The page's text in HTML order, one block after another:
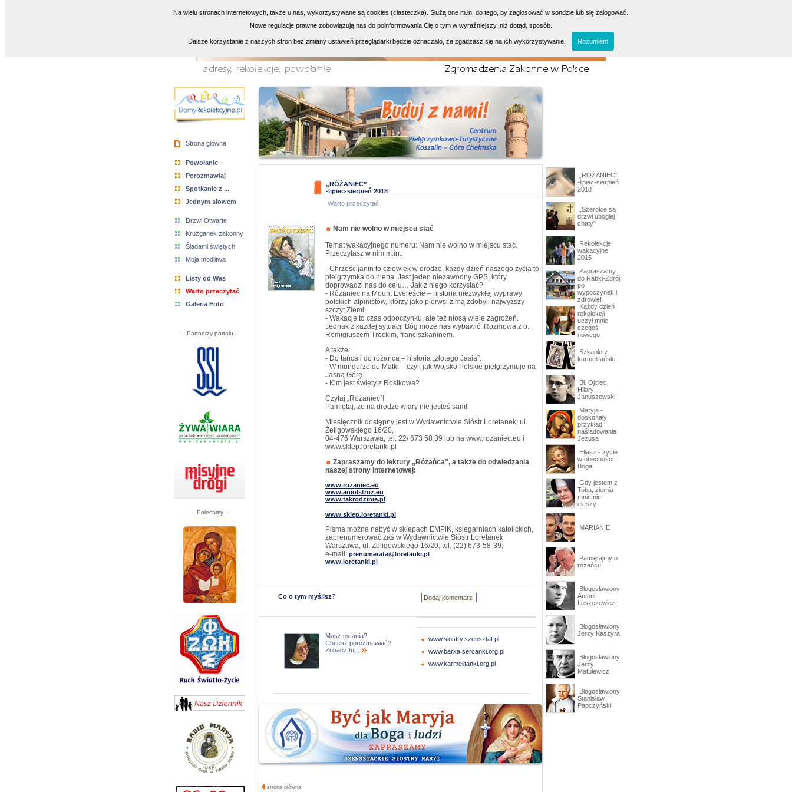
Strona główna
Powołanie
Porozmawiaj
Spotkanie z ...
Jednym słowem
Drzwi Otwarte
Krużganek zakonny
Śladami świętych
Moja modlitwa
Listy od Was
Warto przeczytać
Galeria Foto
-- Partnerzy portalu --
-- Polecamy --
„RÓŻANIEC”
-lipiec-sierpień 2018
Warto przeczytać
Nam nie wolno w miejscu stać
Temat wakacyjnego numeru: Nam nie wolno w miejscu stać.
Przeczytasz w nim m.in.:
- Chrześcijanin to człowiek w drodze, każdy dzień naszego życia to
pielgrzymka do nieba. Jest jeden niezawodny GPS, który
doprowadzi nas do celu… Jak z niego korzystać?
- Różaniec na Mount Evereście – historia niezwykłej wyprawy
polskich alpinistów, którzy jako pierwsi zimą zdobyli najwyższy
szczyt Ziemi.
- Wakacje to czas odpoczynku, ale też niosą wiele zagrożeń.
Jednak z każdej sytuacji Bóg może nas wybawić. Rozmowa z o.
Remigiuszem Trockim, franciszkaninem.
A także:
- Do tańca i do różańca – historia „złotego Jasia”.
- W mundurze do Matki – czyli jak Wojsko Polskie pielgrzymuje na
Jasną Górę.
- Kim jest święty z Rostkowa?
Czytaj „Różaniec”!
Pamiętaj, że na drodze wiary nie jesteś sam!
Miesięcznik dostępny jest w Wydawnictwie Sióstr Loretanek, ul.
Żeligowskiego 16/20,
04-476 Warszawa, tel. 22/ 673 58 39 lub na www.rozaniec.eu i
www.sklep.loretanki.pl
Zapraszamy do lektury „Różańca”, a także do odwiedzania
naszej strony internetowej:
www.rozaniec.eu
www.aniolstroz.eu
www.takrodzinie.pl
www.sklep.loretanki.pl
Pisma można nabyć w sklepach EMPiK, księgarniach katolickich,
zaprenumerować zaś w Wydawnictwie Sióstr Loretanek:
Warszawa, ul. Żeligowskiego 16/20; tel. (22) 673-58-39;
e-mail: prenumerata@loretanki.pl
www.loretanki.pl
Co o tym myślisz?
Masz pytania?
Chcesz porozmawiać?
Zobacz tu...
www.siostry.szensztat.pl
www.barka.sercanki.org.pl
www.karmelitanki.org.pl
strona główna
„RÓŻANIEC”
-lipiec-sierpień
2018
„Szerokie są
drzwi ubogiej
chaty”
Rekolekcje
wakacyjne
2015
Zapraszamy
do Rabki-Zdrój
po
wypoczynek i
zdrowie!
Każdy dzień
rekolekcji
uczył mnie
czegoś
nowego
Szkaplerz
karmelitański
Bł. Ojciec
Hilary
Januszewski
Maryja -
doskonały
przykład
naśladowania
Jezusa
Eliasz - życie
w obecności
Boga
Gdy jestem z
Toba, ziemia
mnie nie
cieszy
MARIANIE
Pamiętajmy o
różańcu!
Błogosławiony
Antoni
Leszczewicz
Błogosławiony
Jerzy Kaszyra
Błogosławiony
Jerzy
Matulewicz
Błogosławiony
Stanisław
Papczyński
Na wielu stronach internetowych, także u nas, wykorzystywane są cookies (ciasteczka). Służą one m.in. do tego, by zagłosować w sondzie lub się zalogować.
Nowe regulacje prawne zobowiązują nas do poinformowania Cię o tym w wyraźniejszy, niż dotąd, sposób.
Dalsze korzystanie z naszych stron bez zmiany ustawień przeglądarki będzie oznaczało, że zgadzasz się na ich wykorzystywanie. Rozumiem